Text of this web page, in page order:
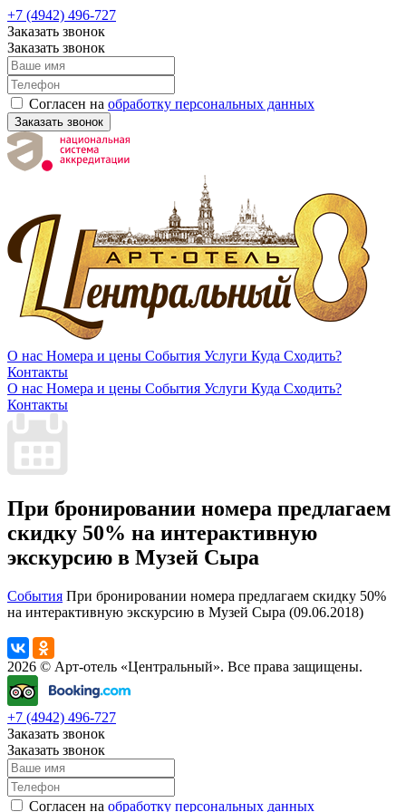
+7 (4942) 496-727
Заказать звонок
Заказать звонок
Согласен на обработку персональных данных
Заказать звонок
О нас Номера и цены События Услуги Куда Сходить?
Контакты
О нас Номера и цены События Услуги Куда Сходить?
Контакты
При бронировании номера предлагаем
скидку 50% на интерактивную
экскурсию в Музей Сыра
События При бронировании номера предлагаем скидку 50%
на интерактивную экскурсию в Музей Сыра (09.06.2018)
2026 © Арт-отель «Центральный». Все права защищены.
+7 (4942) 496-727
Заказать звонок
Заказать звонок
Согласен на обработку персональных данных